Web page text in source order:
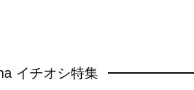
イチオシ特集